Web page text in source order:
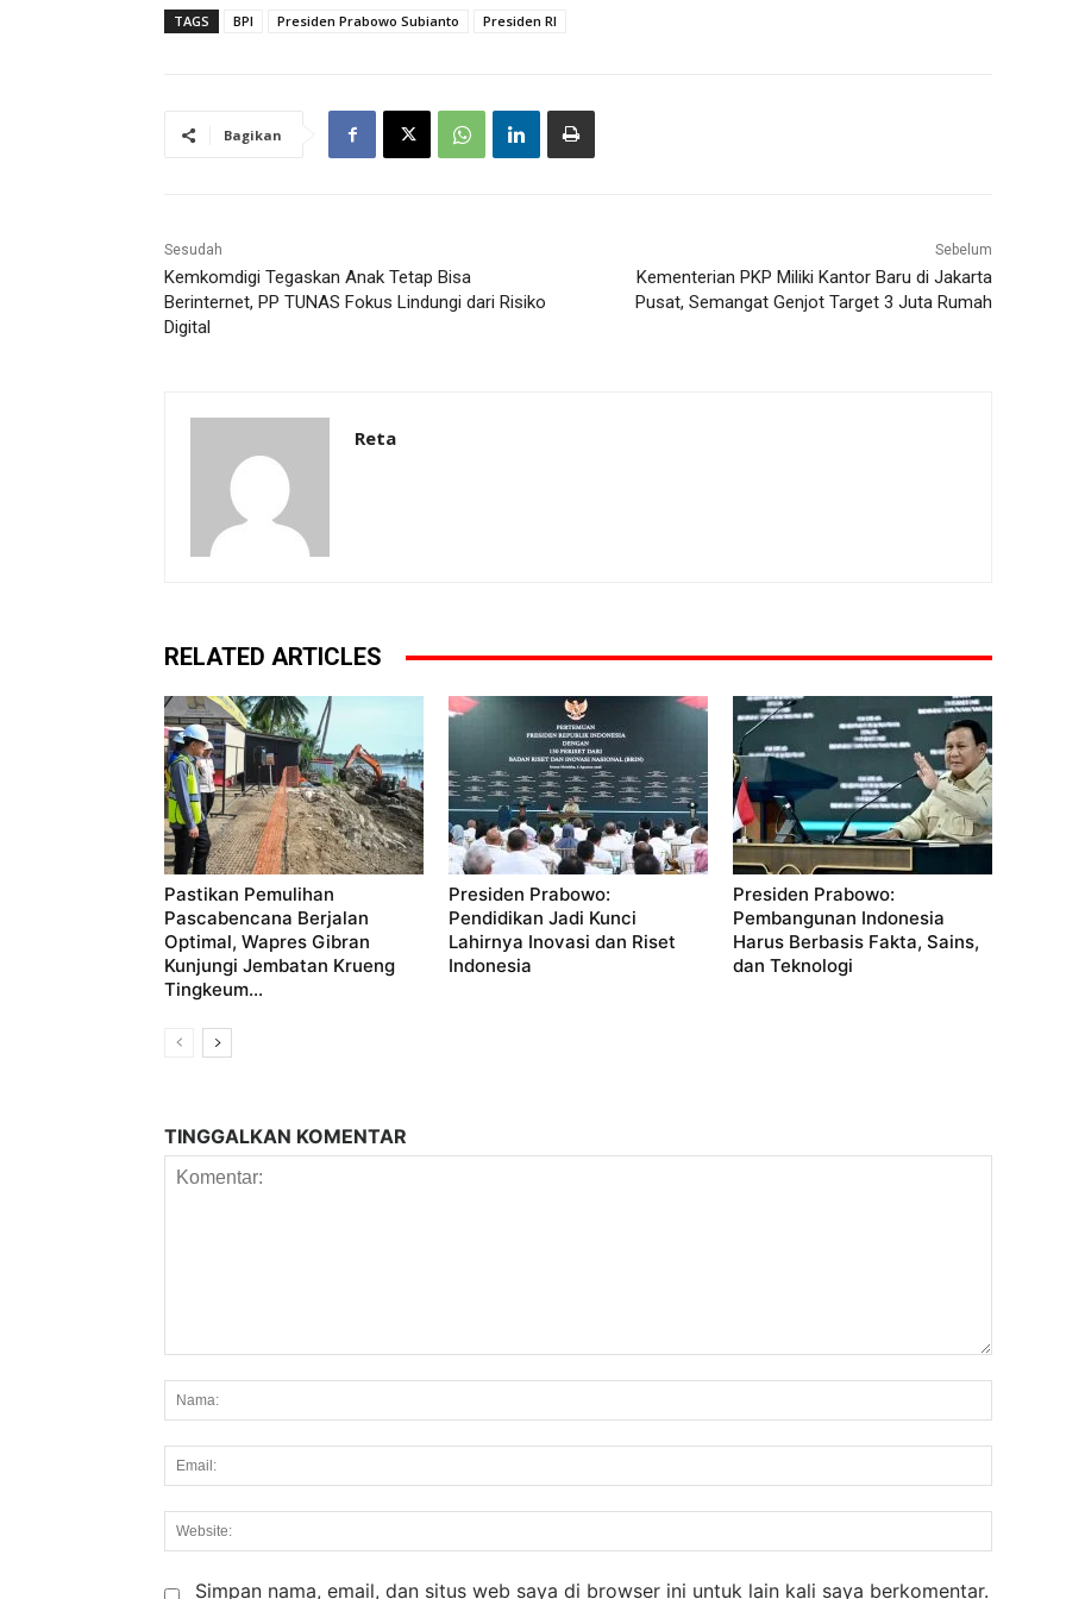
TAGS BPI Presiden Prabowo Subianto Presiden RI
Bagikan
Sesudah
Kemkomdigi Tegaskan Anak Tetap Bisa
Berinternet, PP TUNAS Fokus Lindungi dari Risiko
Digital
Sebelum
Kementerian PKP Miliki Kantor Baru di Jakarta
Pusat, Semangat Genjot Target 3 Juta Rumah
Reta
RELATED ARTICLES
Pastikan Pemulihan
Pascabencana Berjalan
Optimal, Wapres Gibran
Kunjungi Jembatan Krueng
Tingkeum...
Presiden Prabowo:
Pendidikan Jadi Kunci
Lahirnya Inovasi dan Riset
Indonesia
Presiden Prabowo:
Pembangunan Indonesia
Harus Berbasis Fakta, Sains,
dan Teknologi
TINGGALKAN KOMENTAR
Simpan nama, email, dan situs web saya di browser ini untuk lain kali saya berkomentar.